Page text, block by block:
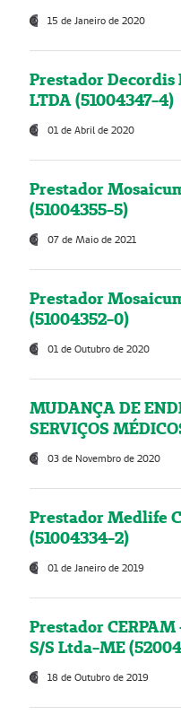
15 de Janeiro de 2020
Prestador Decordis
LTDA (51004347-4)
01 de Abril de 2020
Prestador
(51004355-5)
07 de Maio de 2021
Prestador
(51004352-0)
01 de Outubro de 2020
MUDANÇA DE
SERVIÇOS
03 de Novembro de 2020
Prestador Medlife
(51004334-2)
01 de Janeiro de 2019
Prestador
S/S Ltda-ME
18 de Outubro de 2019